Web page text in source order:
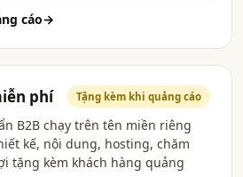
cáo→
phí Tặng kèm khi quảng cáo
B2B chạy trên tên miền riêng
kế, nội dung, hosting, chăm
tặng kèm khách hàng quảng